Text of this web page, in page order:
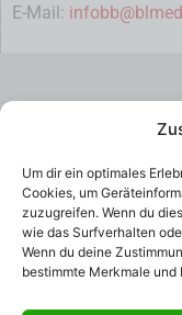
Um dir ein optimales
Cookies, um
zuzugreifen. Wenn du
wie das Surfverhalten
Wenn du deine
bestimmte Merkmale
E-Mail: